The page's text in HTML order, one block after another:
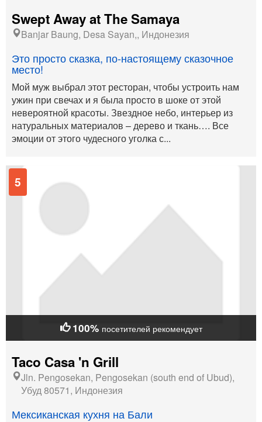
Swept Away at The Samaya
Banjar Baung, Desa Sayan,, Индонезия
Это просто сказка, по-настоящему сказочное
место!
Мой муж выбрал этот ресторан, чтобы устроить нам
ужин при свечах и я была просто в шоке от этой
невероятной красоты. Звездное небо, интерьер из
натуральных материалов – дерево и ткань…. Все
эмоции от этого чудесного уголка с...
100% посетителей рекомендует
5
Taco Casa 'n Grill
Jln. Pengosekan, Pengosekan (south end of Ubud),
Убуд 80571, Индонезия
Мексиканская кухня на Бали